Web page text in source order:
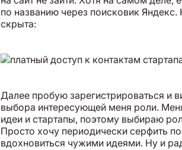
по названию через поисковик
скрыта:
Далее пробую зарегистрироваться и
выбора интересующей меня роли.
идеи и стартапы, поэтому выбираю
Просто хочу периодически серфить
вдохновиться чужими идеями. Ну и